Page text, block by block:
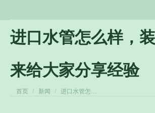
进口水管怎么样，
来给大家分享经验
您在这里：
首页 新闻 进口水管怎…